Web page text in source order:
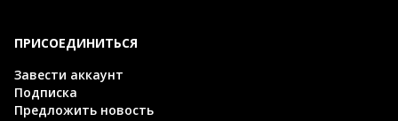
ПРИСОЕДИНИТЬСЯ
Завести аккаунт
Подписка
Предложить новость